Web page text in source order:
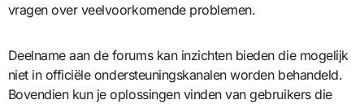
vragen over veelvoorkomende problemen.
Deelname aan de forums kan inzichten bieden die mogelijk
niet in officiële ondersteuningskanalen worden behandeld.
Bovendien kun je oplossingen vinden van gebruikers die